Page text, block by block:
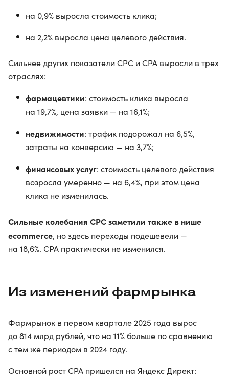
на 0,9% выросла стоимость клика;
на 2,2% выросла цена целевого действия.
Сильнее других показатели CPC и CPA выросли в трех
отраслях:
фармацевтики: стоимость клика выросла
на 19,7%, цена заявки — на 16,1%;
недвижимости: трафик подорожал на 6,5%,
затраты на конверсию — на 3,7%;
финансовых услуг: стоимость целевого действия
возросла умеренно — на 6,4%, при этом цена
клика не изменилась.
Сильные колебания CPC заметили также в нише
ecommerce, но здесь переходы подешевели —
на 18,6%. CPA практически не изменился.
Из изменений фармрынка
Фармрынок в первом квартале 2025 года вырос
до 814 млрд рублей, что на 11% больше по сравнению
с тем же периодом в 2024 году.
Основной рост CPA пришелся на Яндекс Директ: